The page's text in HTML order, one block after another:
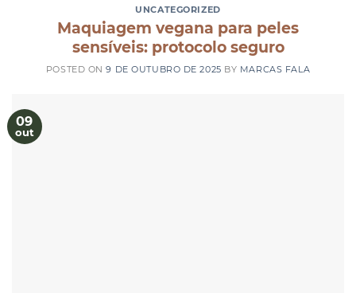
UNCATEGORIZED
Maquiagem vegana para peles
sensíveis: protocolo seguro
POSTED ON9 DE OUTUBRO DE 2025 BY MARCAS FALA
09
out